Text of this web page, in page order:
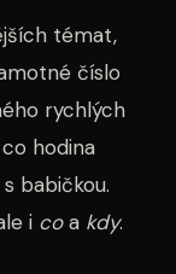
témat,
číslo
rychlých
hodina
babičkou.
i coa kdy.